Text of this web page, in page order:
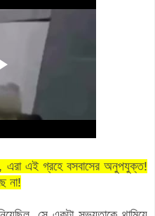
এরা এই গ্রহে বসবাসের অনুপযুক্ত!
না!